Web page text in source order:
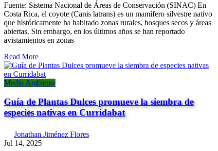
Fuente: Sistema Nacional de Áreas de Conservación (SINAC) En
Costa Rica, el coyote (Canis latrans) es un mamífero silvestre nativo
que históricamente ha habitado zonas rurales, bosques secos y áreas
abiertas. Sin embargo, en los últimos años se han reportado
avistamientos en zonas
Read More
Medio Ambiente
Guía de Plantas Dulces promueve la siembra de
especies nativas en Curridabat
Jonathan Jiménez Flores
Jul 14, 2025